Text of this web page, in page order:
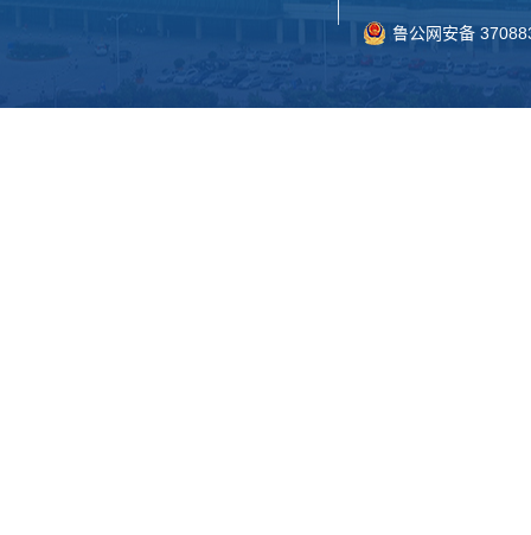
鲁公网安备